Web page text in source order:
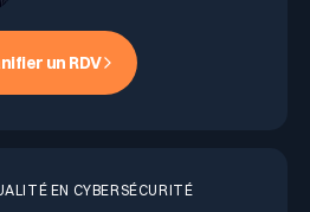
un RDV
EN CYBERSÉCURITÉ